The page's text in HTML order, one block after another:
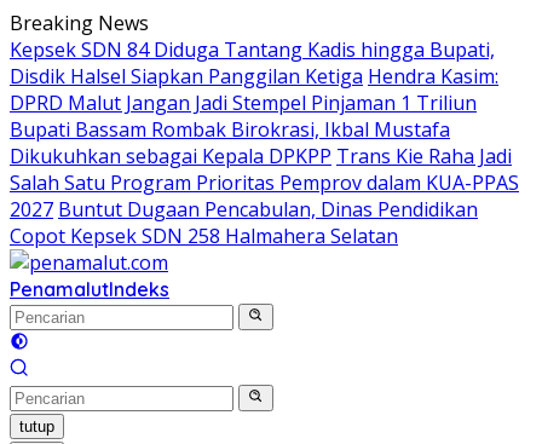
Langsung
ke
konten
Breaking News
Kepsek SDN 84 Diduga Tantang Kadis hingga Bupati,
Disdik Halsel Siapkan Panggilan Ketiga Hendra Kasim:
DPRD Malut Jangan Jadi Stempel Pinjaman 1 Triliun
Bupati Bassam Rombak Birokrasi, Ikbal Mustafa
Dikukuhkan sebagai Kepala DPKPP Trans Kie Raha Jadi
Salah Satu Program Prioritas Pemprov dalam KUA-PPAS
2027 Buntut Dugaan Pencabulan, Dinas Pendidikan
Copot Kepsek SDN 258 Halmahera Selatan
PenamalutIndeks
tutup